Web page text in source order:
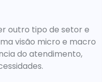
outro tipo de setor e
visão micro e macro
do atendimento,